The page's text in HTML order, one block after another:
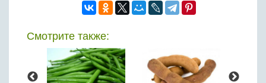
Смотрите также: